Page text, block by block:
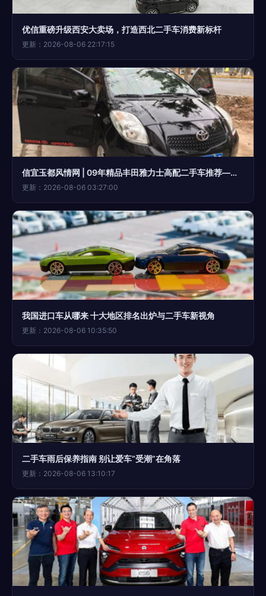
优信重磅升级西安大卖场，打造西北二手车消费新标杆
更新：2026-08-06 22:17:15
信宜玉都风情网 | 09年精品丰田雅力士高配二手车推荐——通恒二手汽车销售
更新：2026-08-06 03:27:00
我国进口车从哪来 十大地区排名出炉与二手车新视角
更新：2026-08-06 10:35:50
二手车雨后保养指南 别让爱车“受潮”在角落
更新：2026-08-06 13:10:17